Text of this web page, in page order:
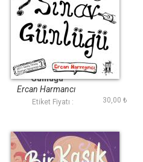
Bir Delinin Sınav
Günlüğü
Ercan Harmancı
Etiket Fiyatı : 30,00 ₺